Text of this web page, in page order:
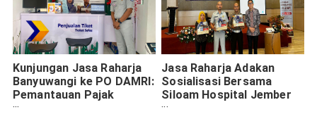
Kunjungan Jasa Raharja
Banyuwangi ke PO DAMRI:
Pemantauan Pajak
Kendaraan dan Iuran Wajib
Jasa Raharja Adakan
Sosialisasi Bersama
Siloam Hospital Jember
dan BPJS